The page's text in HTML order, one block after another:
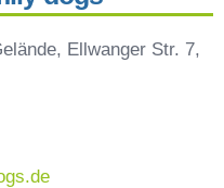
Ellwanger Str. 7,